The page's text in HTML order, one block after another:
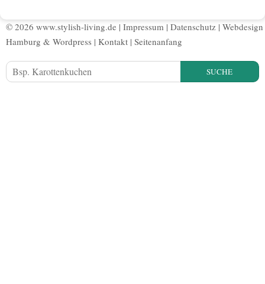
© 2026 www.stylish-living.de | Impressum | Datenschutz | Webdesign
Hamburg & Wordpress | Kontakt | Seitenanfang
SUCHE